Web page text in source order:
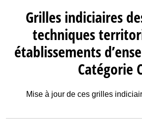
Grilles indiciaires
techniques
établissements
Catégorie
Mise à jour de ces grilles